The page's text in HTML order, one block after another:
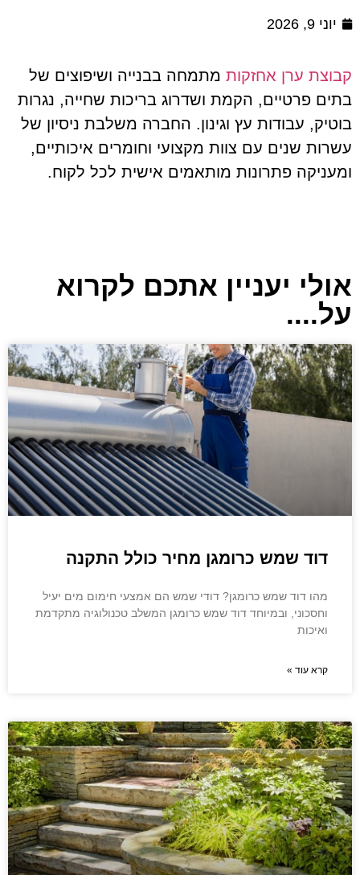
יוני 9, 2026
קבוצת ערן אחזקות מתמחה בבנייה ושיפוצים של
בתים פרטיים, הקמת ושדרוג בריכות שחייה, נגרות
בוטיק, עבודות עץ וגינון. החברה משלבת ניסיון של
עשרות שנים עם צוות מקצועי וחומרים איכותיים,
ומעניקה פתרונות מותאמים אישית לכל לקוח.
אולי יעניין אתכם לקרוא
על....
דוד שמש כרומגן מחיר כולל התקנה
מהו דוד שמש כרומגן? דודי שמש הם אמצעי חימום מים יעיל
וחסכוני, ובמיוחד דוד שמש כרומגן המשלב טכנולוגיה מתקדמת
ואיכות
קרא עוד »